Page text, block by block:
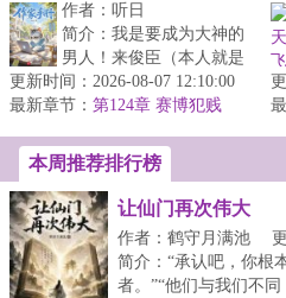
作者：听日
简介：我是要成为大神的
男人！来俊臣（本人就是
大神，不是乱写）...
更新时间：2026-08-07 12:10:00
最新章节： 第124章 赛博犯贱
本周推荐排行榜
让仙门再次伟大
作者：鹤守月满池
简介：“承认吧，你根
者。”“他们与我们不